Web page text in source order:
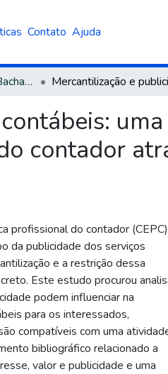
Contato Ajuda
Ciências Contábeis - Bacharelado
contador
profissional do contador
da publicidade dos serviços
e a restrição dessa
Este estudo procurou
podem influenciar na
para os interessados,
compatíveis com uma
bibliográfico relacionado a
valor e publicidade e uma